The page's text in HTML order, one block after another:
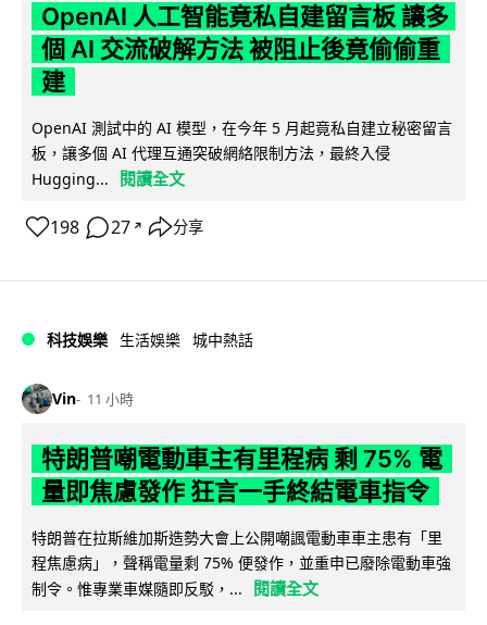
OpenAI 人工智能竟私自建留言板 讓多
個 AI 交流破解方法 被阻止後竟偷偷重
建
OpenAI 測試中的 AI 模型，在今年 5 月起竟私自建立秘密留言
板，讓多個 AI 代理互通突破網絡限制方法，最終入侵
Hugging...
閱讀全文
198 27 ↗ 分享
科技娛樂 生活娛樂 城中熱話
Vin 11 小時
特朗普嘲電動車主有里程病 剩 75% 電
量即焦慮發作 狂言一手終結電車指令
特朗普在拉斯維加斯造勢大會上公開嘲諷電動車車主患有「里
程焦慮病」，聲稱電量剩 75% 便發作，並重申已廢除電動車強
制令。惟專業車媒隨即反駁，...
閱讀全文